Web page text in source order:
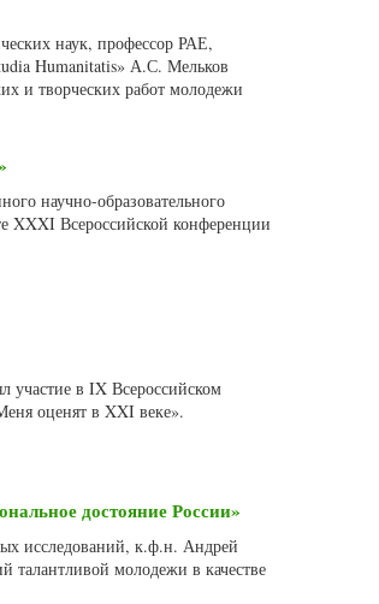
наук, профессор РАЕ,
Humanitatis» А.С. Мельков
и творческих работ молодежи
научно-образовательного
XXXI Всероссийской конференции
участие в IX Всероссийском
оценят в XXI веке».
достояние России»
исследований, к.ф.н. Андрей
талантливой молодежи в качестве